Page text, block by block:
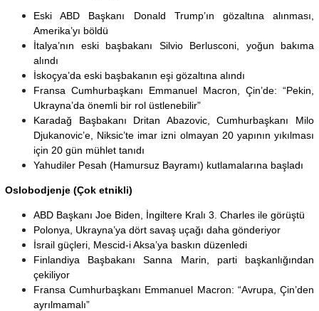
Eski ABD Başkanı Donald Trump’ın gözaltına alınması,
Amerika’yı böldü
İtalya’nın eski başbakanı Silvio Berlusconi, yoğun bakıma
alındı
İskoçya’da eski başbakanın eşi gözaltına alındı
Fransa Cumhurbaşkanı Emmanuel Macron, Çin’de: “Pekin,
Ukrayna’da önemli bir rol üstlenebilir”
Karadağ Başbakanı Dritan Abazovic, Cumhurbaşkanı Milo
Djukanovic’e, Niksic’te imar izni olmayan 20 yapının yıkılması
için 20 gün mühlet tanıdı
Yahudiler Pesah (Hamursuz Bayramı) kutlamalarına başladı
Oslobodjenje (Çok etnikli)
ABD Başkanı Joe Biden, İngiltere Kralı 3. Charles ile görüştü
Polonya, Ukrayna’ya dört savaş uçağı daha gönderiyor
İsrail güçleri, Mescid-i Aksa’ya baskın düzenledi
Finlandiya Başbakanı Sanna Marin, parti başkanlığından
çekiliyor
Fransa Cumhurbaşkanı Emmanuel Macron: “Avrupa, Çin’den
ayrılmamalı”